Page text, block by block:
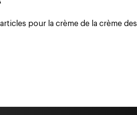
pour la crème de la crème des